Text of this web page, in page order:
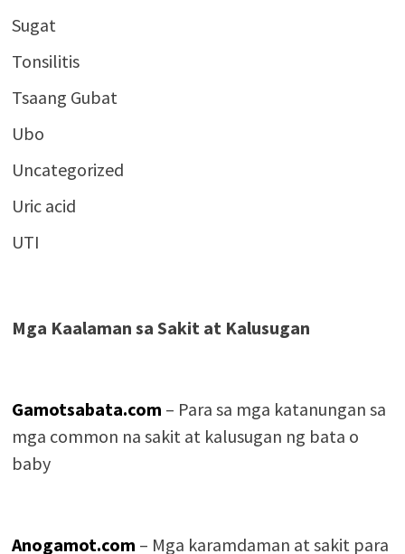
Sugat
Tonsilitis
Tsaang Gubat
Ubo
Uncategorized
Uric acid
UTI
Mga Kaalaman sa Sakit at Kalusugan
Gamotsabata.com – Para sa mga katanungan sa
mga common na sakit at kalusugan ng bata o
baby
Anogamot.com – Mga karamdaman at sakit para